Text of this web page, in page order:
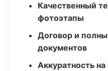
Качественный
фотоэтапы
Договор и
документов
Аккуратность